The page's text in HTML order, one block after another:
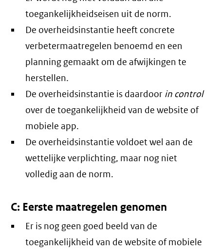
toegankelijkheidseisen uit de norm.
De overheidsinstantie heeft concrete
verbetermaatregelen benoemd en een
planning gemaakt om de afwijkingen te
herstellen.
De overheidsinstantie is daardoor in control
over de toegankelijkheid van de website of
mobiele app.
De overheidsinstantie voldoet wel aan de
wettelijke verplichting, maar nog niet
volledig aan de norm.
C: Eerste maatregelen genomen
Er is nog geen goed beeld van de
toegankelijkheid van de website of mobiele